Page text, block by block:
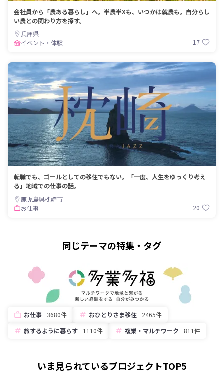
会社員から「農ある暮らし」へ。半農半Xも、いつかは就農も。自分らし
い農との関わり方を探す。
兵庫県
イベント・体験
17
転職でも、ゴールとしての移住でもない。「一度、人生をゆっくり考え
る」地域での仕事の話。
鹿児島県枕崎市
お仕事
20
同じテーマの特集・タグ
お仕事 3680件 おひとりさま移住
2465件
旅するように暮らす
1110件 複業・マルチワーク 811件
いま見られているプロジェクトTOP5